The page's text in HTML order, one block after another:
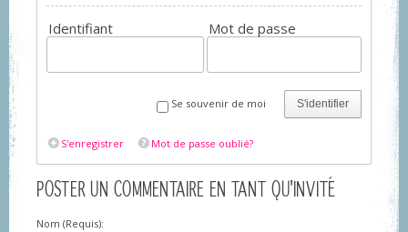
Identifiant Mot de passe
S'identifier
Se souvenir de moi
S'enregistrer Mot de passe oublié?
POSTER UN COMMENTAIRE EN TANT QU'INVITÉ
Nom (Requis):